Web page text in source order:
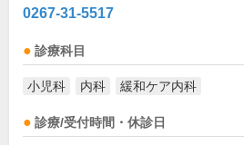
0267-31-5517
診療科目
小児科 内科 緩和ケア内科
診療/受付時間・休診日